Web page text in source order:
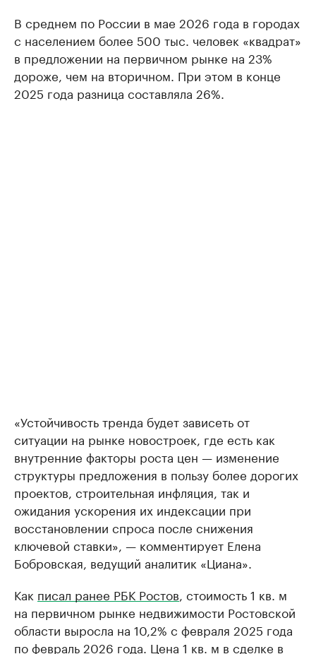
В среднем по России в мае 2026 года в городах
с населением более 500 тыс. человек «квадрат»
в предложении на первичном рынке на 23%
дороже, чем на вторичном. При этом в конце
2025 года разница составляла 26%.
«Устойчивость тренда будет зависеть от
ситуации на рынке новостроек, где есть как
внутренние факторы роста цен — изменение
структуры предложения в пользу более дорогих
проектов, строительная инфляция, так и
ожидания ускорения их индексации при
восстановлении спроса после снижения
ключевой ставки», — комментирует Елена
Бобровская, ведущий аналитик «Циана».
Как писал ранее РБК Ростов , стоимость 1 кв. м
на первичном рынке недвижимости Ростовской
области выросла на 10,2% с февраля 2025 года
по февраль 2026 года. Цена 1 кв. м в сделке в